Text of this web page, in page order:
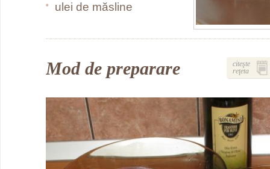
ulei de măsline
Mod de preparare
citeşte
reţeta